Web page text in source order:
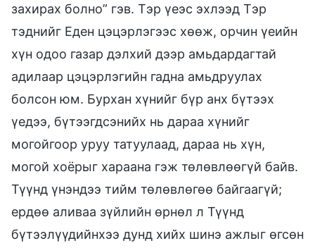
захирах болно” гэв. Тэр үеэс эхлээд Тэр
тэднийг Еден цэцэрлэгээс хөөж, орчин үеийн
хүн одоо газар дэлхий дээр амьдардагтай
адилаар цэцэрлэгийн гадна амьдруулах
болсон юм. Бурхан хүнийг бүр анх бүтээх
үедээ, бүтээгдсэнийх нь дараа хүнийг
могойгоор уруу татуулаад, дараа нь хүн,
могой хоёрыг хараана гэж төлөвлөөгүй байв.
Түүнд үнэндээ тийм төлөвлөгөө байгаагүй;
ердөө аливаа зүйлийн өрнөл л Түүнд
бүтээлүүдийнхээ дунд хийх шинэ ажлыг өгсөн